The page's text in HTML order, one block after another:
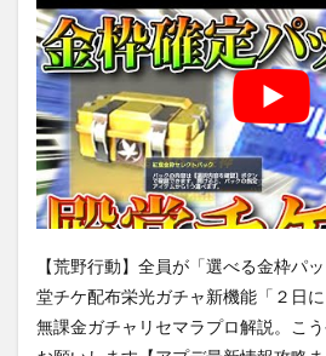
【荒野行動】全員が「選べる金枠パ
堂チケ配布栄光ガチャ新機能「２日
無課金ガチャリセマラプロ解説。こ